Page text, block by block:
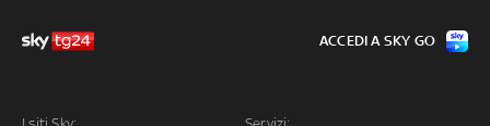
ACCEDI A SKY GO